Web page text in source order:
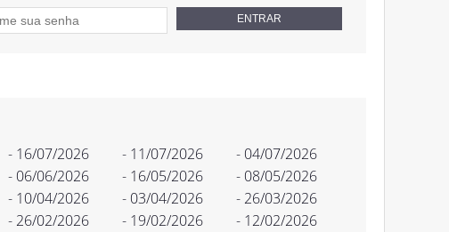
- 16/07/2026 - 11/07/2026
- 04/07/2026
- 06/06/2026 - 16/05/2026
- 08/05/2026
- 10/04/2026 - 03/04/2026
- 26/03/2026
- 26/02/2026 - 19/02/2026
- 12/02/2026